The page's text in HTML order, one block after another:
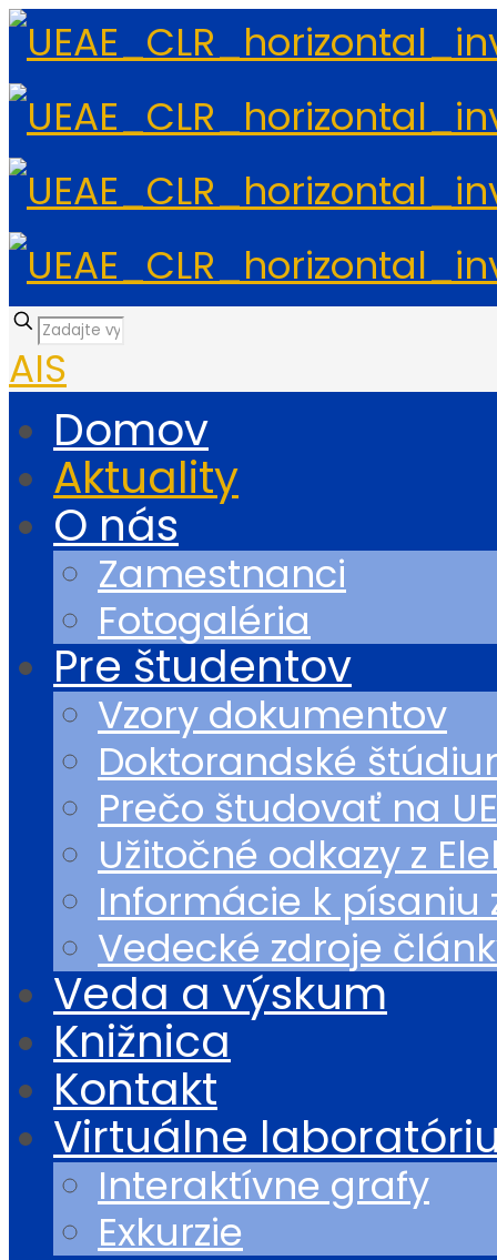
AIS
Domov
Aktuality
O nás
Zamestnanci
Fotogaléria
Pre študentov
Vzory dokumentov
Doktorandské
Prečo študovať na
Užitočné odkazy z
Informácie k
Vedecké zdroje
Veda a výskum
Knižnica
Kontakt
Virtuálne
Interaktívne grafy
Exkurzie